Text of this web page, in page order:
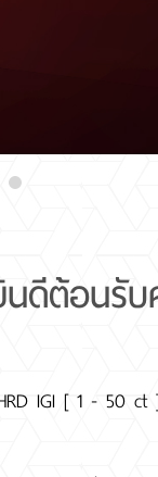
ดีต้อนรับ
IGI [ 1 - 50 ct